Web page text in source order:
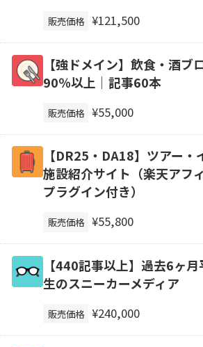
販売価格 ¥121,500
【強ドメイン】飲食・酒ブ
90％以上｜記事60本
販売価格 ¥55,000
【DR25・DA18】ツアー
施設紹介サイト（楽天アフ
プラグイン付き）
販売価格 ¥55,800
【440記事以上】過去6ヶ
生のスニーカーメディア
販売価格 ¥240,000